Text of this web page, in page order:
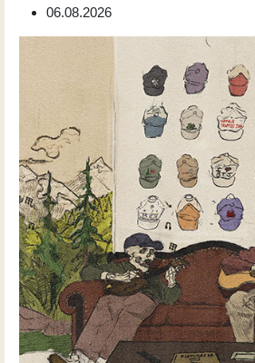
06.08.2026